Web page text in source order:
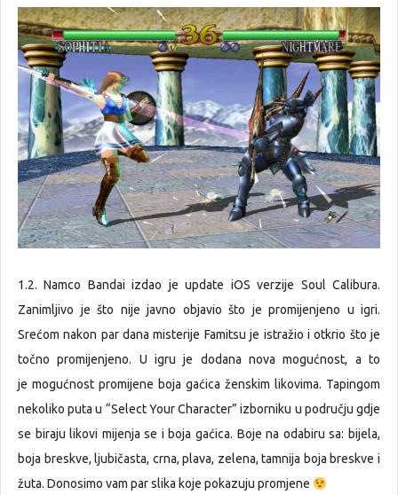
1.2. Namco Bandai izdao je update iOS verzije Soul Calibura.
Zanimljivo je što nije javno objavio što je promijenjeno u igri.
Srećom nakon par dana misterije Famitsu je istražio i otkrio što je
točno promijenjeno. U igru je dodana nova mogućnost, a to
je mogućnost promijene boja gaćica ženskim likovima. Tapingom
nekoliko puta u “Select Your Character” izborniku u području gdje
se biraju likovi mijenja se i boja gaćica. Boje na odabiru sa: bijela,
boja breskve, ljubičasta, crna, plava, zelena, tamnija boja breskve i
žuta. Donosimo vam par slika koje pokazuju promjene